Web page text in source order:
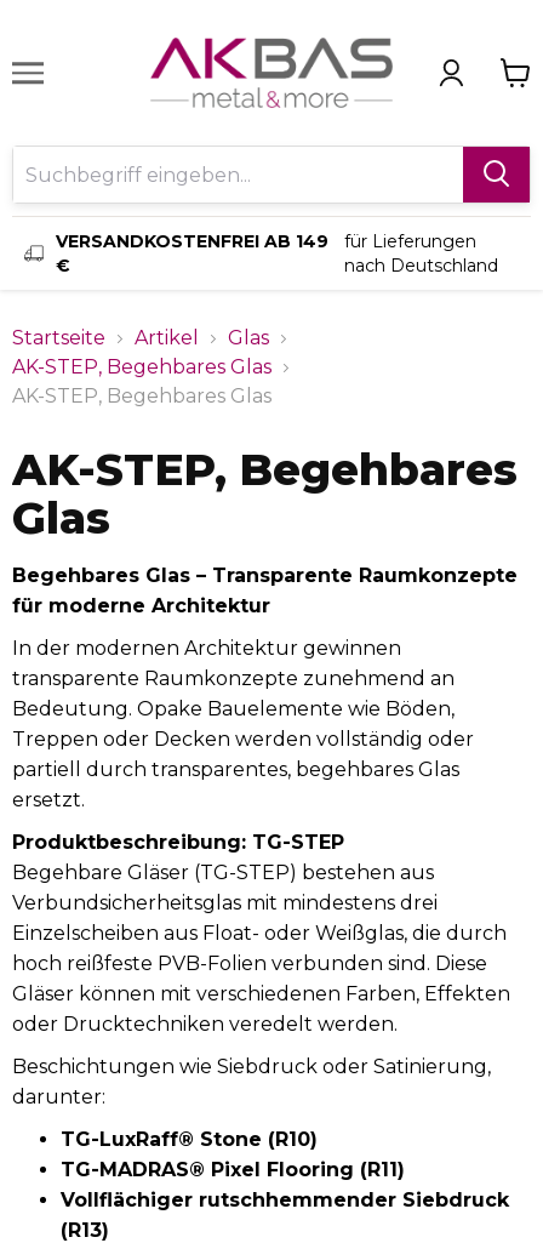
VERSANDKOSTENFREI AB 149
€
für Lieferungen
nach Deutschland
Startseite Artikel
Glas
AK-STEP, Begehbares Glas
AK-STEP, Begehbares Glas
AK-STEP, Begehbares
Glas
Begehbares Glas – Transparente Raumkonzepte
für moderne Architektur
In der modernen Architektur gewinnen
transparente Raumkonzepte zunehmend an
Bedeutung. Opake Bauelemente wie Böden,
Treppen oder Decken werden vollständig oder
partiell durch transparentes, begehbares Glas
ersetzt.
Produktbeschreibung: TG-STEP
Begehbare Gläser (TG-STEP) bestehen aus
Verbundsicherheitsglas mit mindestens drei
Einzelscheiben aus Float- oder Weißglas, die durch
hoch reißfeste PVB-Folien verbunden sind. Diese
Gläser können mit verschiedenen Farben, Effekten
oder Drucktechniken veredelt werden.
Beschichtungen wie Siebdruck oder Satinierung,
darunter:
TG-LuxRaff® Stone (R10)
TG-MADRAS® Pixel Flooring (R11)
Vollflächiger rutschhemmender Siebdruck
(R13)